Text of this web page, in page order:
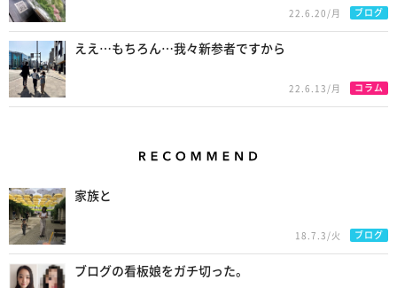
22.6.20/月 ブログ
ええ…もちろん…我々新参者ですから
22.6.13/月 コラム
家族と
18.7.3/火 ブログ
ブログの看板娘をガチ切った。